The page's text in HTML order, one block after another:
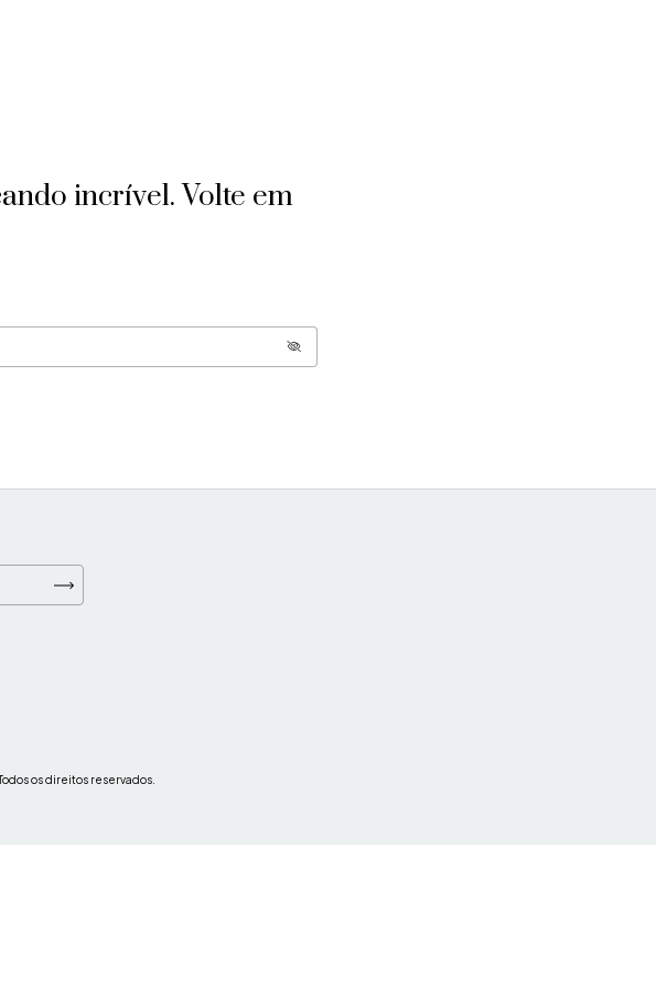
incrível. Volte em
os direitos reservados.